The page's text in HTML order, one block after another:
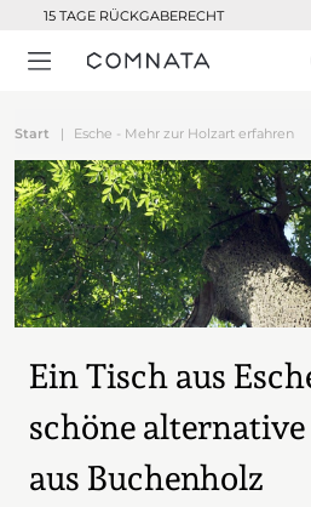
15 TAGE RÜCKGABERECHT
Start Esche - Mehr zur Holzart erfahren
Ein Tisch aus
schöne
aus Buchenholz